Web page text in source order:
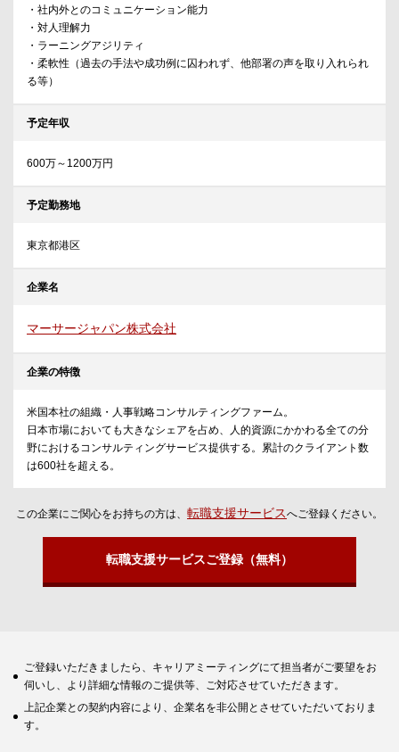
・社内外とのコミュニケーション能力
・対人理解力
・ラーニングアジリティ
・柔軟性（過去の手法や成功例に囚われず、他部署の声を取り入れられ
る等）
予定年収
600万～1200万円
予定勤務地
東京都港区
企業名
マーサージャパン株式会社
企業の特徴
米国本社の組織・人事戦略コンサルティングファーム。
日本市場においても大きなシェアを占め、人的資源にかかわる全ての分
野におけるコンサルティングサービス提供する。累計のクライアント数
は600社を超える。
この企業にご関心をお持ちの方は、 転職支援サービスへご登録ください。
転職支援サービスご登録（無料）
ご登録いただきましたら、キャリアミーティングにて担当者がご要望をお
伺いし、より詳細な情報のご提供等、ご対応させていただきます。
上記企業との契約内容により、企業名を非公開とさせていただいておりま
す。